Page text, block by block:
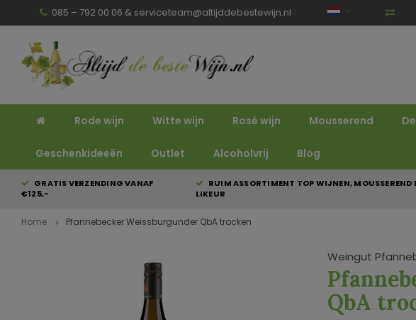
085 – 792 00 06 & serviceteam@altijddebestewijn.nl
Rode wijn Witte wijn Rosé wijn Mousserend
Geschenkideeën Outlet Alcoholvrij Blog
GRATIS VERZENDING VANAF
€125,-
RUIM ASSORTIMENT TOP WIJNEN, MOUSSEREND
LIKEUR
Home Pfannebecker Weissburgunder QbA trocken
Weingut
QbA